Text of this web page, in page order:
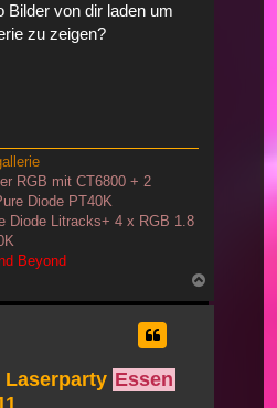
Bilder von dir laden um
zu zeigen?
RGB mit CT6800 + 2
Diode PT40K
Diode Litracks+ 4 x RGB 1.8
Beyond
Laserparty Essen